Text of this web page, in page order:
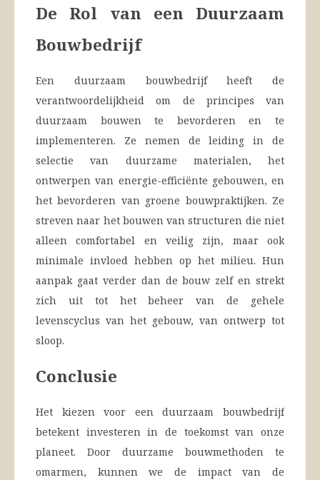
De Rol van een Duurzaam
Bouwbedrijf
Een duurzaam bouwbedrijf heeft de
verantwoordelijkheid om de principes van
duurzaam bouwen te bevorderen en te
implementeren. Ze nemen de leiding in de
selectie van duurzame materialen, het
ontwerpen van energie-efficiënte gebouwen, en
het bevorderen van groene bouwpraktijken. Ze
streven naar het bouwen van structuren die niet
alleen comfortabel en veilig zijn, maar ook
minimale invloed hebben op het milieu. Hun
aanpak gaat verder dan de bouw zelf en strekt
zich uit tot het beheer van de gehele
levenscyclus van het gebouw, van ontwerp tot
sloop.
Conclusie
Het kiezen voor een duurzaam bouwbedrijf
betekent investeren in de toekomst van onze
planeet. Door duurzame bouwmethoden te
omarmen, kunnen we de impact van de